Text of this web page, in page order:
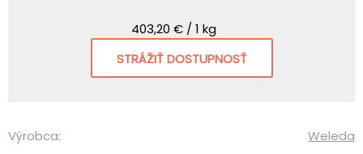
403,20 € / 1 kg
STRÁŽIŤ DOSTUPNOSŤ
Výrobca: Weleda